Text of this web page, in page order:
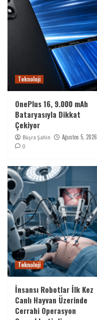
Teknoloji
OnePlus 16, 9.000 mAh
Bataryasıyla Dikkat
Çekiyor
Büşra Şahin Ağustos 5, 2026
0
Teknoloji
İnsansı Robotlar İlk Kez
Canlı Hayvan Üzerinde
Cerrahi Operasyon